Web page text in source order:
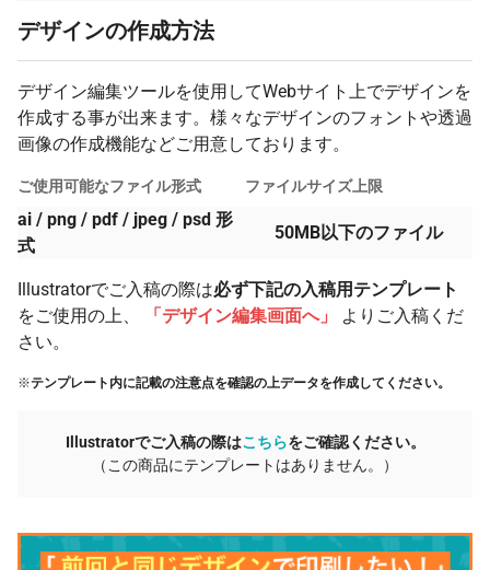
デザインの作成方法
デザイン編集ツールを使用してWebサイト上でデザインを
作成する事が出来ます。様々なデザインのフォントや透過
画像の作成機能などご用意しております。
ご使用可能なファイル形式
ai / png / pdf / jpeg / psd 形
式
ファイルサイズ上限
50MB以下のファイル
Illustratorでご入稿の際は必ず下記の入稿用テンプレート
をご使用の上、
「デザイン編集画面へ」
よりご入稿くだ
さい。
※テンプレート内に記載の注意点を確認の上データを作成してください。
Illustratorでご入稿の際はこちらをご確認ください。
（この商品にテンプレートはありません。）